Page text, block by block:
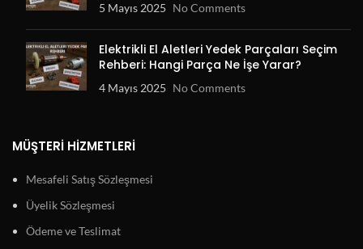
5 Mayıs 2025 No Comments
Elektrikli El Aletleri Yedek Parçaları Seçim
Rehberi: Hangi Parça Ne İşe Yarar?
4 Mayıs 2025 No Comments
MÜŞTERI HIZMETLERI
Mesafeli Satış Sözleşmesi
Üyelik Sözleşmesi
Ödeme ve Teslimat